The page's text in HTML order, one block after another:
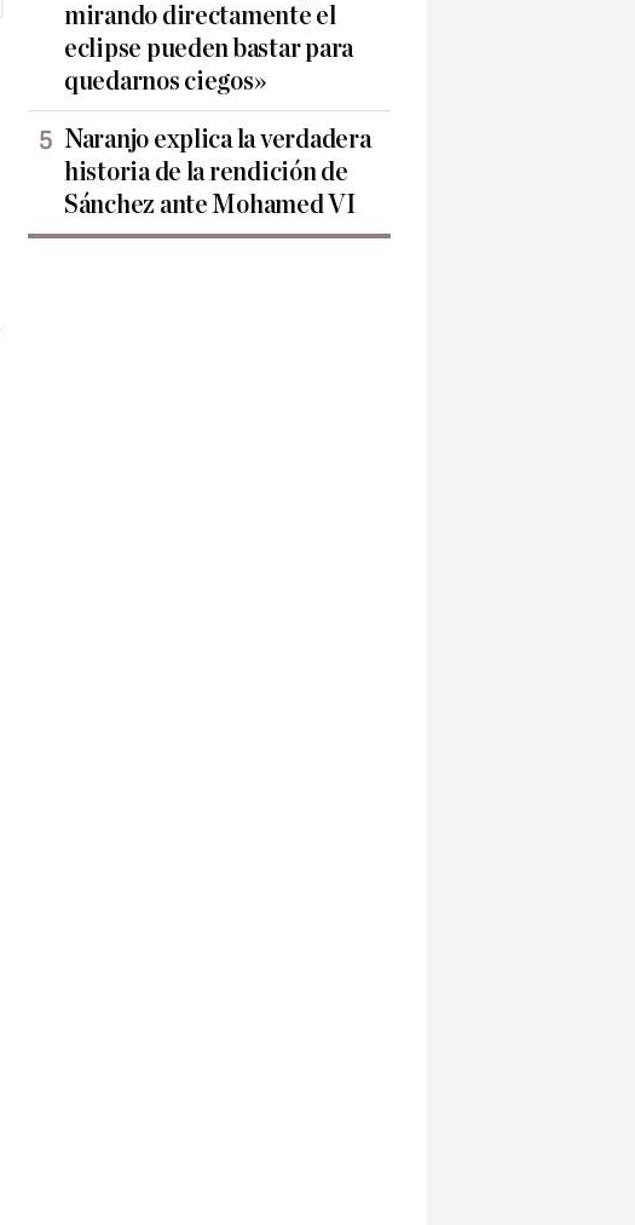
mirando directamente el
eclipse pueden bastar para
quedarnos ciegos»
Naranjo explica la verdadera
historia de la rendición de
Sánchez ante Mohamed VI